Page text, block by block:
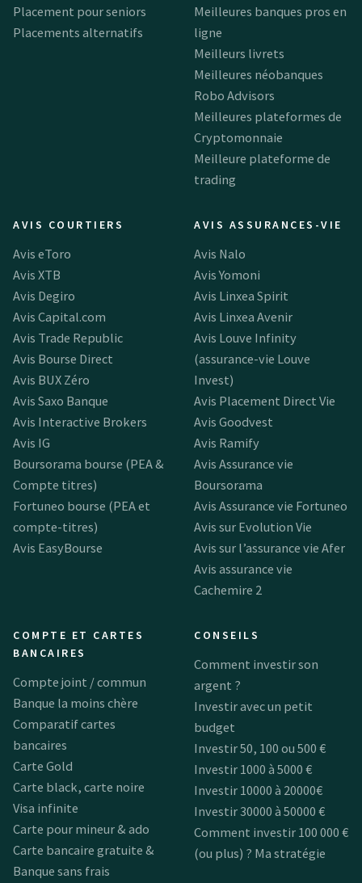
Placement pour seniors
Placements alternatifs
Meilleures banques pros en
ligne
Meilleurs livrets
Meilleures néobanques
Robo Advisors
Meilleures plateformes de
Cryptomonnaie
Meilleure plateforme de
trading
AVIS COURTIERS
Avis eToro
Avis XTB
Avis Degiro
Avis Capital.com
Avis Trade Republic
Avis Bourse Direct
Avis BUX Zéro
Avis Saxo Banque
Avis Interactive Brokers
Avis IG
Boursorama bourse (PEA &
Compte titres)
Fortuneo bourse (PEA et
compte-titres)
Avis EasyBourse
AVIS ASSURANCES-VIE
Avis Nalo
Avis Yomoni
Avis Linxea Spirit
Avis Linxea Avenir
Avis Louve Infinity
(assurance-vie Louve
Invest)
Avis Placement Direct Vie
Avis Goodvest
Avis Ramify
Avis Assurance vie
Boursorama
Avis Assurance vie Fortuneo
Avis sur Evolution Vie
Avis sur l’assurance vie Afer
Avis assurance vie
Cachemire 2
COMPTE ET CARTES
BANCAIRES
Compte joint / commun
Banque la moins chère
Comparatif cartes
bancaires
Carte Gold
Carte black, carte noire
Visa infinite
Carte pour mineur & ado
Carte bancaire gratuite &
Banque sans frais
CONSEILS
Comment investir son
argent ?
Investir avec un petit
budget
Investir 50, 100 ou 500 €
Investir 1000 à 5000 €
Investir 10000 à 20000€
Investir 30000 à 50000 €
Comment investir 100 000 €
(ou plus) ? Ma stratégie